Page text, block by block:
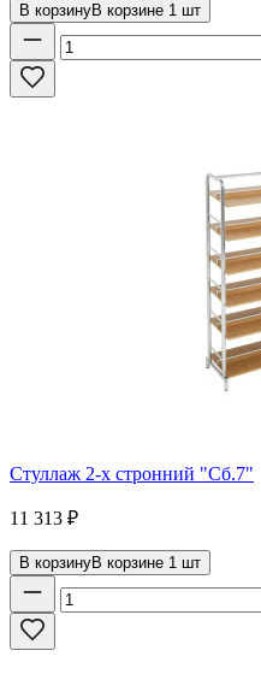
В корзинуВ корзине 1 шт
Стуллаж 2-х стронний "Сб.7"
11 313 ₽
В корзинуВ корзине 1 шт